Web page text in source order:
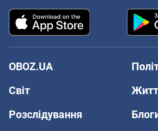
OBOZ.UA
Світ
Розслідування